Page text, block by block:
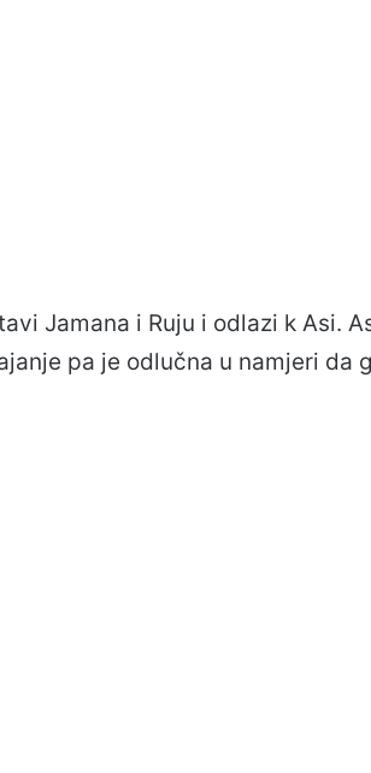
Jamana i Ruju i odlazi k Asi.
pa je odlučna u namjeri da